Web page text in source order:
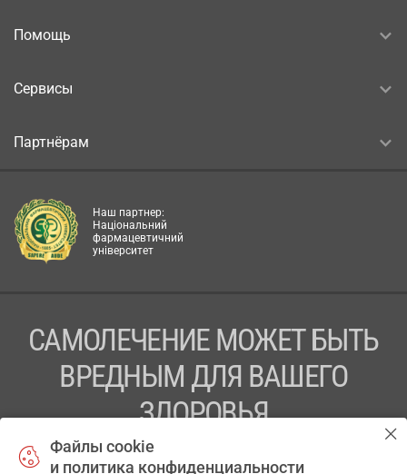
Помощь
Сервисы
Партнёрам
Наш партнер:
Національний
фармацевтичний
університет
САМОЛЕЧЕНИЕ МОЖЕТ БЫТЬ
ВРЕДНЫМ ДЛЯ ВАШЕГО
ЗДОРОВЬЯ
ПЕРЕД ПРИМЕНЕНИЕМ ПРЕПАРАТА
Файлы cookie
и политика конфиденциальности